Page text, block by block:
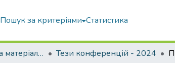
Пошук за критеріями Статистика
Конференції та матеріали конференцій Тези конференцій - 2024